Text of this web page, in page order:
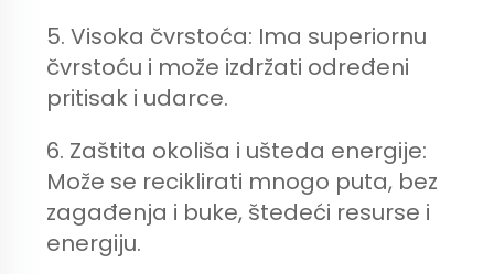
5. Visoka čvrstoća: Ima superiornu
čvrstoću i može izdržati određeni
pritisak i udarce.
6. Zaštita okoliša i ušteda energije:
Može se reciklirati mnogo puta, bez
zagađenja i buke, štedeći resurse i
energiju.